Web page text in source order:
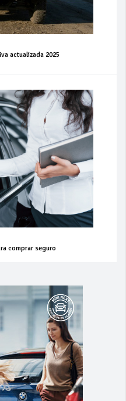
actualizada 2025
comprar seguro